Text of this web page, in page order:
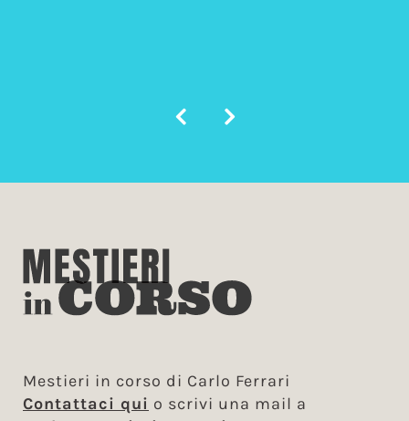
Mestieri in corso di Carlo Ferrari
Contattaci qui o scrivi una mail a